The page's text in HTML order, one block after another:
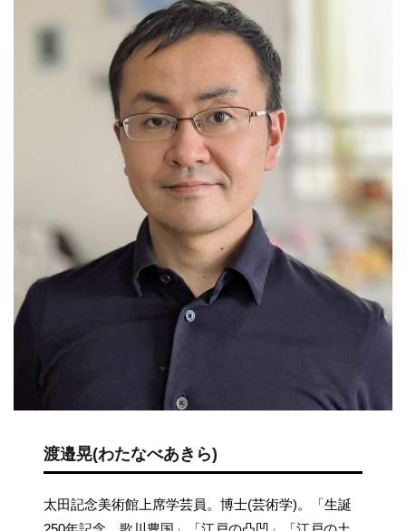
渡邉晃(わたなべあきら)
太田記念美術館上席学芸員。博士(芸術学)。「生誕